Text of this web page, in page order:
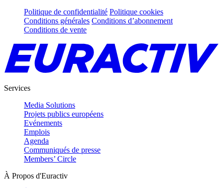
Politique de confidentialité Politique cookies
Conditions générales Conditions d’abonnement
Conditions de vente
Services
Media Solutions
Projets publics européens
Evénements
Emplois
Agenda
Communiqués de presse
Members’ Circle
À Propos d'Euractiv